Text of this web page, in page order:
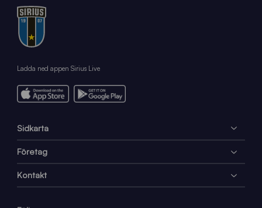
Ladda ned appen Sirius Live
Sidkarta
Företag
Kontakt